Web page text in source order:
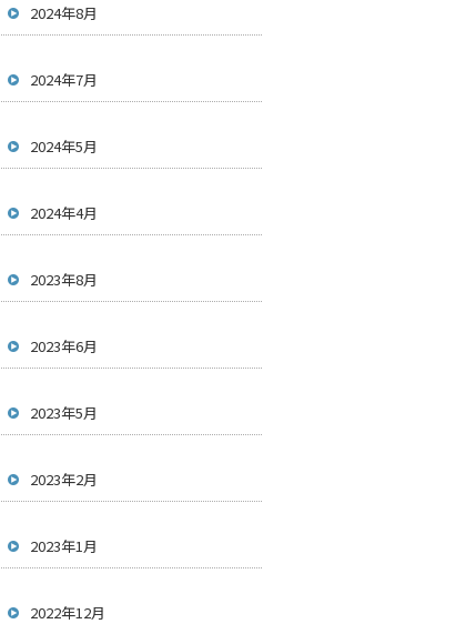
2024年8月
2024年7月
2024年5月
2024年4月
2023年8月
2023年6月
2023年5月
2023年2月
2023年1月
2022年12月